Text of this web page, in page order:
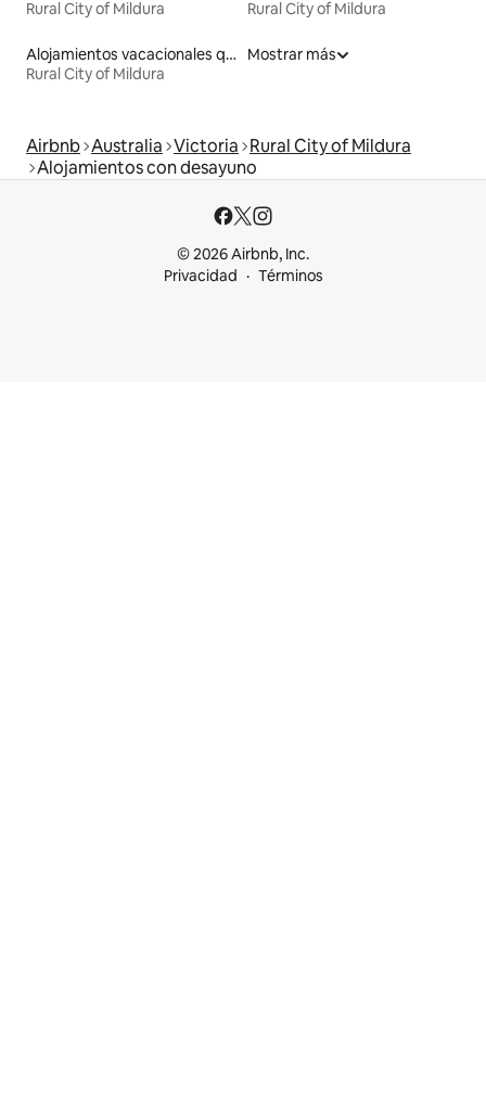
Rural City of Mildura Rural City of Mildura
Alojamientos vacacionales que admiten mascotas
Rural City of Mildura
Mostrar más
Airbnb Australia Victoria Rural City of Mildura
Alojamientos con desayuno
© 2026 Airbnb, Inc.
Privacidad
Términos